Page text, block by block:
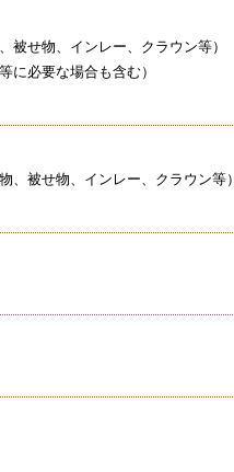
被せ物、インレー、クラウン等）
に必要な場合も含む）
、被せ物、インレー、クラウン等）